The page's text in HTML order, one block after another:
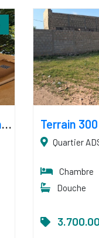
Villa 3 Chambres, Salon, Carrélée, Vitrée
Quartier
Chambre
Douche